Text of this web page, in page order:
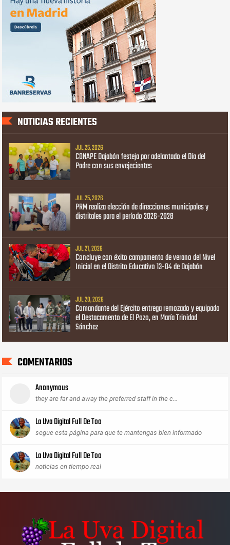
NOTICIAS RECIENTES
JUL 25, 2026
CONAPE Dajabón festeja por adelantado el Día del
Padre con sus envejecientes
JUL 25, 2026
PRM realiza elección de direcciones municipales y
distritales para el período 2026-2028
JUL 21, 2026
Concluye con éxito campamento de verano del Nivel
Inicial en el Distrito Educativo 13-04 de Dajabón
JUL 20, 2026
Comandante del Ejército entrega remozado y equipado
el Destacamento de El Pozo, en María Trinidad
Sánchez
COMENTARIOS
Anonymous
they are far and away the preferred staff in the c...
La Uva Digital Full De Too
segue esta página para que te mantengas bien informado
La Uva Digital Full De Too
noticias en tiempo real